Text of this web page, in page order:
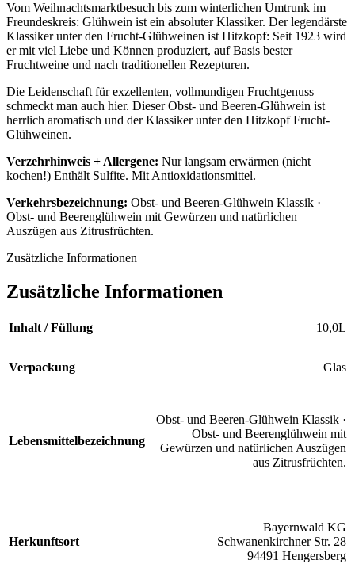
Vom Weihnachtsmarktbesuch bis zum winterlichen Umtrunk im
Freundeskreis: Glühwein ist ein absoluter Klassiker. Der legendärste
Klassiker unter den Frucht-Glühweinen ist Hitzkopf: Seit 1923 wird
er mit viel Liebe und Können produziert, auf Basis bester
Fruchtweine und nach traditionellen Rezepturen.
Die Leidenschaft für exzellenten, vollmundigen Fruchtgenuss
schmeckt man auch hier. Dieser Obst- und Beeren­-Glühwein ist
herrlich aromatisch und der Klassiker unter den Hitzkopf Frucht-
Glüh­weinen.
Verzehrhinweis + Allergene: Nur langsam erwärmen (nicht
kochen!) Enthält Sul­fite. Mit Antioxidationsmittel.
Verkehrsbezeichnung: Obst- und Beeren-Glühwein Klassik ·
Obst- und Beerenglühwein mit Gewürzen und natürlichen
Auszügen aus Zitrusfrüchten.
Zusätzliche Informationen
Zusätzliche Informationen
Inhalt / Füllung 10,0L
Verpackung Glas
Lebensmittelbezeichnung
Obst- und Beeren-Glühwein Klassik ·
Obst- und Beerenglühwein mit
Gewürzen und natürlichen Auszügen
aus Zitrusfrüchten.
Herkunftsort
Bayernwald KG
Schwanenkirchner Str. 28
94491 Hengersberg